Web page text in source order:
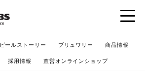
ビールストーリー ブリュワリー 商品情報
採用情報 直営オンラインショップ